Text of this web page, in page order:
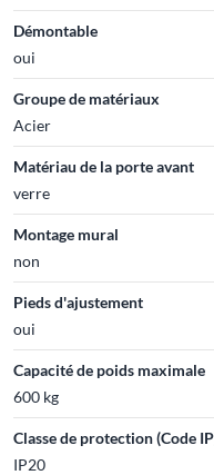
Démontable
oui
Groupe de matériaux
Acier
Matériau de la porte avant
verre
Montage mural
non
Pieds d'ajustement
oui
Capacité de poids maximale
600 kg
Classe de protection (Code
IP20